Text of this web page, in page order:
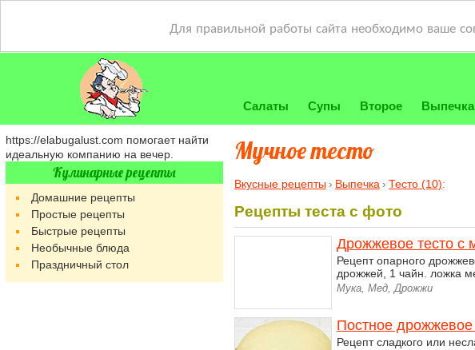
Для правильной работы сайта необходимо ваше
Салаты Супы Второе Выпечка
Мучное тестo
Вкусные рецепты Выпечка Тесто (10):
Рецепты теста с фото
Дрожжевое тесто с
Рецепт опарного
дрожжей, 1 чайн. ложка
Мука, Мед, Дрожжи
Постное дрожжевое
Рецепт сладкого или
https://elabugalust.com помогает найти
идеальную компанию на вечер.
Кулинарные рецепты
Домашние рецепты
Простые рецепты
Быстрые рецепты
Необычные блюда
Праздничный стол